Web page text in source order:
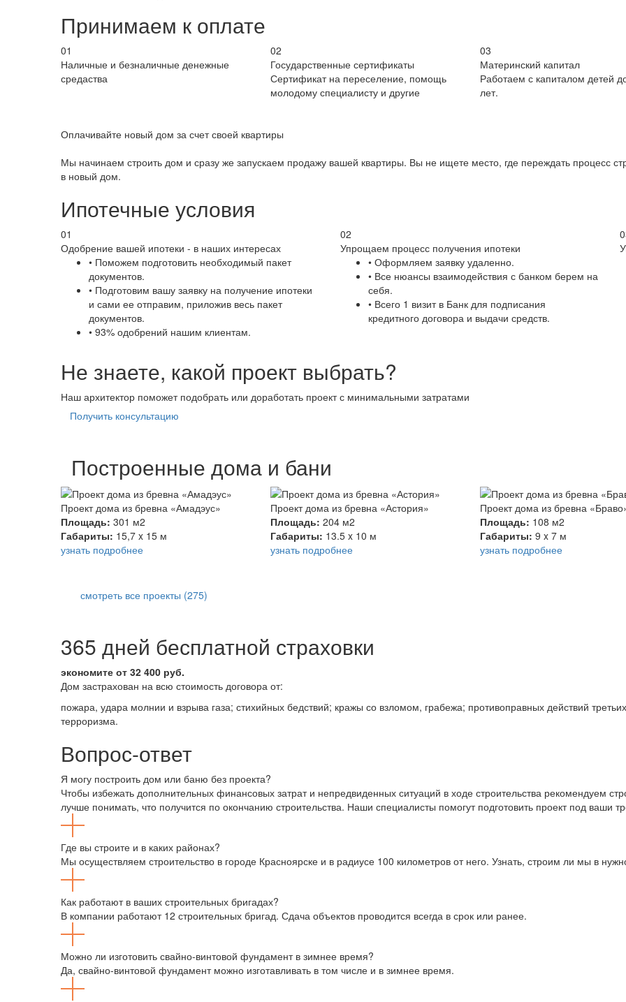
Принимаем к оплате
01
Наличные и безналичные денежные
средаства
02
Государственные сертификаты
Сертификат на переселение, помощь
молодому специалисту и другие
03
Материнский капитал
Работаем с капиталом детей
лет.
Оплачивайте новый дом за счет своей квартиры
Мы начинаем строить дом и сразу же запускаем продажу вашей квартиры. Вы не ищете место, где переждать процесс
в новый дом.
Ипотечные условия
01
Одобрение вашей ипотеки - в наших интересах
• Поможем подготовить необходимый пакет
документов.
• Подготовим вашу заявку на получение ипотеки
и сами ее отправим, приложив весь пакет
документов.
• 93% одобрений нашим клиентам.
02
Упрощаем процесс получения ипотеки
• Оформляем заявку удаленно.
• Все нюансы взаимодействия с банком берем на
себя.
• Всего 1 визит в Банк для подписания
кредитного договора и выдачи средств.
Не знаете, какой проект выбрать?
Наш архитектор поможет подобрать или доработать проект с минимальными затратами
Получить консультацию
Построенные дома и бани
Проект дома из бревна «Амадэус»
Площадь: 301 м2
Габариты: 15,7 x 15 м
узнать подробнее
Проект дома из бревна «Астория»
Площадь: 204 м2
Габариты: 13.5 x 10 м
узнать подробнее
Проект дома из бревна
Площадь: 108 м2
Габариты: 9 x 7 м
узнать подробнее
смотреть все проекты (275)
365 дней бесплатной страховки
экономите от 32 400 руб.
Дом застрахован на всю стоимость договора от:
пожара, удара молнии и взрыва газа; стихийных бедствий; кражы со взломом, грабежа; противоправных действий
терроризма.
Вопрос-ответ
Я могу построить дом или баню без проекта?
Чтобы избежать дополнительных финансовых затрат и непредвиденных ситуаций в ходе строительства рекомендуем
лучше понимать, что получится по окончанию строительства. Наши специалисты помогут подготовить проект под ваши
Где вы строите и в каких районах?
Мы осуществляем строительство в городе Красноярске и в радиусе 100 километров от него. Узнать, строим ли мы в
Как работают в ваших строительных бригадах?
В компании работают 12 строительных бригад. Сдача объектов проводится всегда в срок или ранее.
Можно ли изготовить свайно-винтовой фундамент в зимнее время?
Да, свайно-винтовой фундамент можно изготавливать в том числе и в зимнее время.